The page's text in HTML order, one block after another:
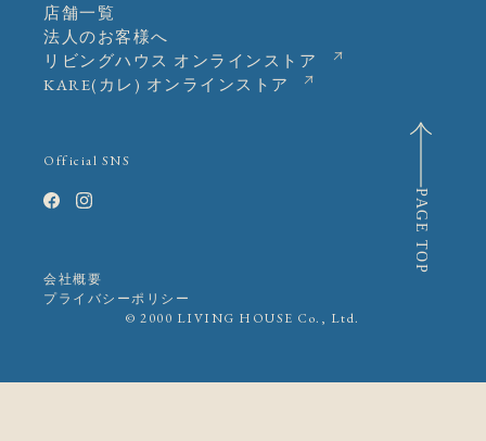
店舗一覧
法人のお客様へ
リビングハウス オンラインストア
KARE(カレ) オンラインストア
Official SNS
© 2000 LIVING HOUSE Co., Ltd.
会社概要
プライバシーポリシー
PAGE TOP